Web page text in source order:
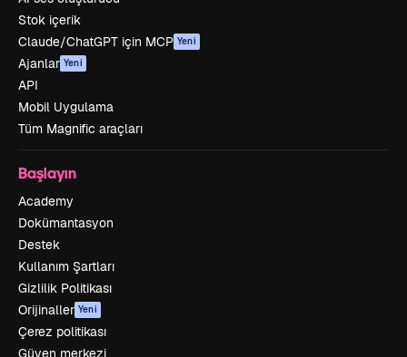
Stok içerik
Claude/ChatGPT için MCP Yeni
Ajanlar Yeni
API
Mobil Uygulama
Tüm Magnific araçları
Başlayın
Academy
Dokümantasyon
Destek
Kullanım Şartları
Gizlilik Politikası
Orijinaller Yeni
Çerez politikası
Güven merkezi